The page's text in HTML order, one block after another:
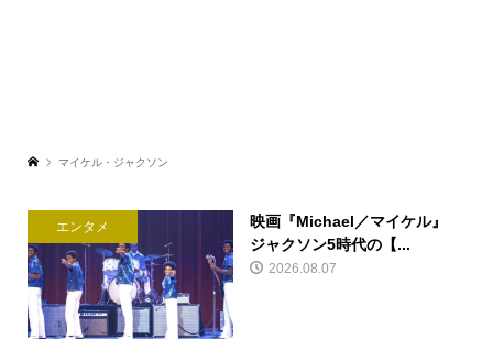
マイケル・ジャクソン
エンタメ
映画『Michael／マイケル』
ジャクソン5時代の【...
2026.08.07